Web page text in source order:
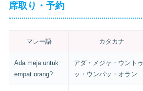
席取り・予約
マレー語 カタカナ
Ada meja untuk
empat orang?
アダ・メジャ・ウントゥ
ッ・ウンパッ・オラン